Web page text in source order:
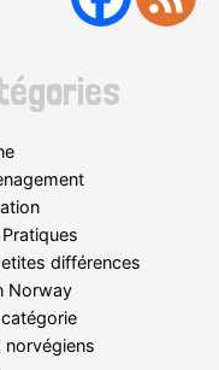
différences
Norway
norvégiens